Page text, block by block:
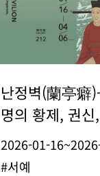
난정벽(蘭亭癖
명의 황제, 권
2026-01-
#서예